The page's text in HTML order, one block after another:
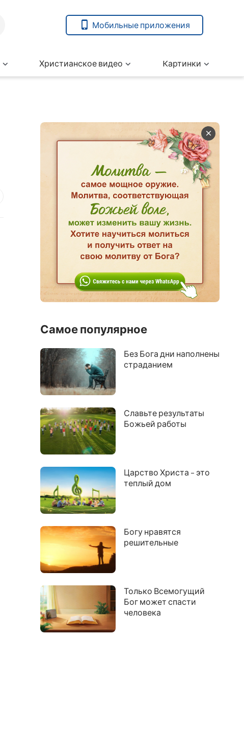
Мобильные приложения
Христианское видео Kартинки
Самое популярное
Без Бога дни наполнены
страданием
Славьте результаты
Божьей работы
Царство Христа – это
теплый дом
Богу нравятся
решительные
Только Всемогущий
Бог может спасти
человека